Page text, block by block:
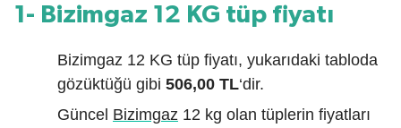
1- Bizimgaz 12 KG tüp fiyatı
Bizimgaz 12 KG tüp fiyatı, yukarıdaki tabloda
gözüktüğü gibi 506,00 TL‘dir.
Güncel Bizimgaz 12 kg olan tüplerin fiyatları